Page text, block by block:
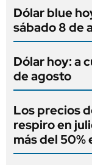
Dólar blue
sábado 8 de
Dólar hoy: a
de agosto
Los precios
respiro en
más del 50%